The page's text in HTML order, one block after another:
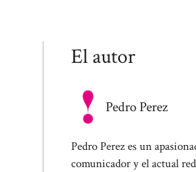
El autor
Pedro Perez
Pedro Perez es un
comunicador y el actual